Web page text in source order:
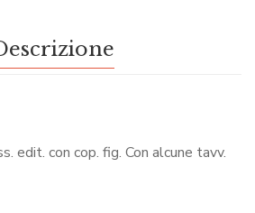
edit. con cop. fig. Con alcune tavv.